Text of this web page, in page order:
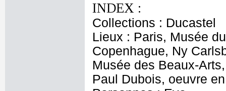
INDEX :
Collections : Ducastel
Lieux : Paris, Musée
Copenhague, Ny
Musée des Beaux-
Paul Dubois, oeuvre